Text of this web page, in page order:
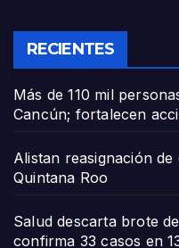
RECIENTES
Más de 110 mil
Cancún; fortalecen
Alistan reasignación
Quintana Roo
Salud descarta brote
confirma 33 casos en